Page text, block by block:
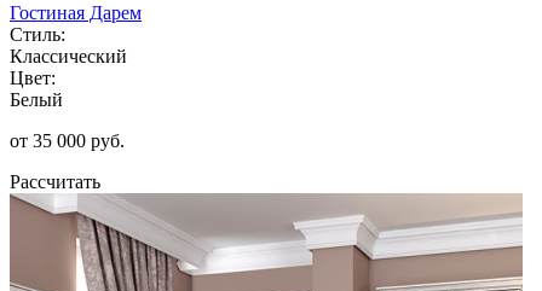
Гостиная Дарем
Стиль:
Классический
Цвет:
Белый
от 35 000 руб.
Рассчитать